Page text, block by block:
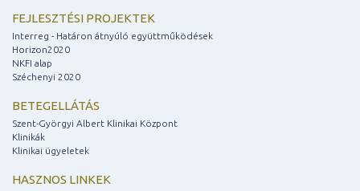
FEJLESZTÉSI PROJEKTEK
Interreg - Határon átnyúló együttműködések
Horizon2020
NKFI alap
Széchenyi 2020
BETEGELLÁTÁS
Szent-Györgyi Albert Klinikai Központ
Klinikák
Klinikai ügyeletek
HASZNOS LINKEK